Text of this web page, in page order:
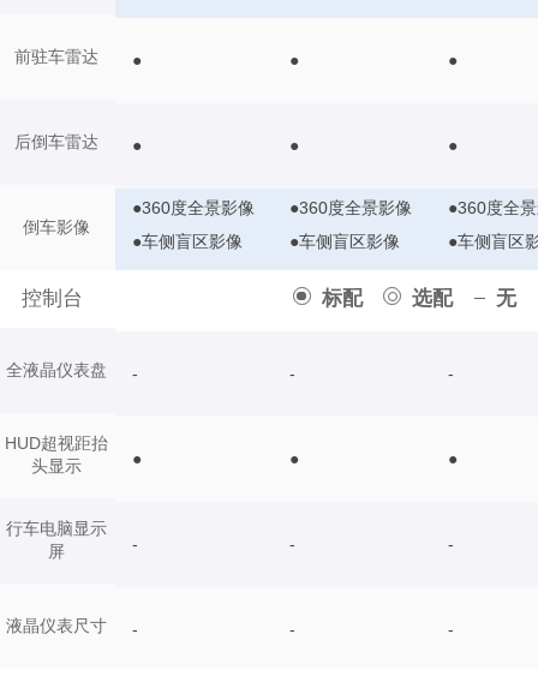
前驻车雷达
后倒车雷达
倒车影像
控制台 标配 选配 无
全液晶仪表盘
HUD超视距抬
头显示
行车电脑显示
屏
液晶仪表尺寸
● ● ●
● ● ●
●360度全景影像
●车侧盲区影像
●360度全景影像
●车侧盲区影像
●360度全
●车侧盲区
- - -
● ● ●
- - -
- - -